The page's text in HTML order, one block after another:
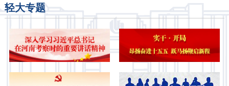
轻大专题